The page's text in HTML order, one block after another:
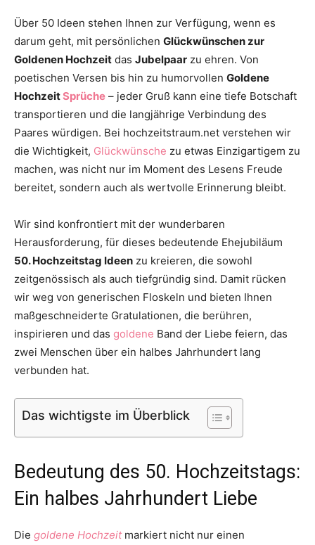
Über 50 Ideen stehen Ihnen zur Verfügung, wenn es
darum geht, mit persönlichen Glückwünschen zur
Goldenen Hochzeit das Jubelpaar zu ehren. Von
poetischen Versen bis hin zu humorvollen Goldene
HochzeitSprüche – jeder Gruß kann eine tiefe Botschaft
transportieren und die langjährige Verbindung des
Paares würdigen. Bei hochzeitstraum.net verstehen wir
die Wichtigkeit, Glückwünsche zu etwas Einzigartigem zu
machen, was nicht nur im Moment des Lesens Freude
bereitet, sondern auch als wertvolle Erinnerung bleibt.
Wir sind konfrontiert mit der wunderbaren
Herausforderung, für dieses bedeutende Ehejubiläum
50. Hochzeitstag Ideen zu kreieren, die sowohl
zeitgenössisch als auch tiefgründig sind. Damit rücken
wir weg von generischen Floskeln und bieten Ihnen
maßgeschneiderte Gratulationen, die berühren,
inspirieren und das goldene Band der Liebe feiern, das
zwei Menschen über ein halbes Jahrhundert lang
verbunden hat.
Das wichtigste im Überblick
Bedeutung des 50. Hochzeitstags:
Ein halbes Jahrhundert Liebe
Die goldene Hochzeitmarkiert nicht nur einen